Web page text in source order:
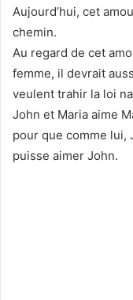
Aujourd’hui, cet
chemin.
Au regard de cet
femme, il devrait
veulent trahir la loi
John et Maria aime
pour que comme lui,
puisse aimer John.